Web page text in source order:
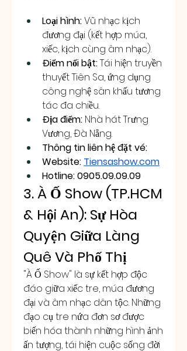
Loại hình: Vũ nhạc kịch
đương đại (kết hợp múa,
xiếc, kịch cùng âm nhạc).
Điểm nổi bật: Tái hiện truyền
thuyết Tiên Sa, ứng dụng
công nghệ sân khấu tương
tác đa chiều.
Địa điểm: Nhà hát Trưng
Vương, Đà Nẵng.
Thông tin liên hệ đặt vé:
Website: Tiensashow.com
Hotline: 0905.09.09.09
3. À Ố Show (TP.HCM
& Hội An): Sự Hòa
Quyện Giữa Làng
Quê Và Phố Thị
"À Ố Show" là sự kết hợp độc
đáo giữa xiếc tre, múa đương
đại và âm nhạc dân tộc. Những
đạo cụ tre nứa đơn sơ được
biến hóa thành những hình ảnh
ấn tượng, tái hiện cuộc sống đời